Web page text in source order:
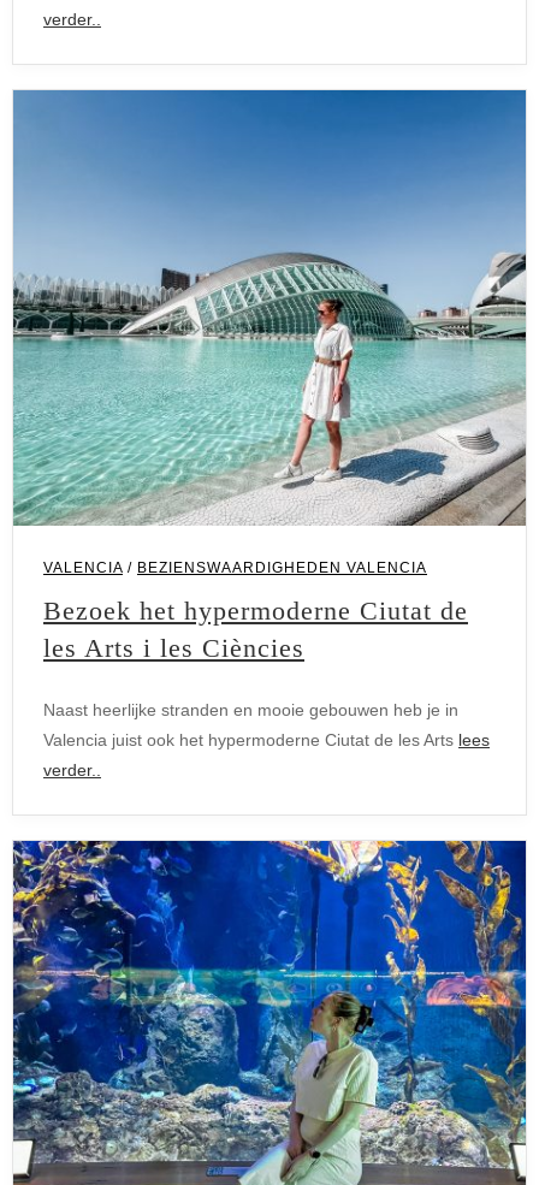
verder..
VALENCIA / BEZIENSWAARDIGHEDEN VALENCIA
Bezoek het hypermoderne Ciutat de
les Arts i les Ciències
Naast heerlijke stranden en mooie gebouwen heb je in
Valencia juist ook het hypermoderne Ciutat de les Arts lees
verder..